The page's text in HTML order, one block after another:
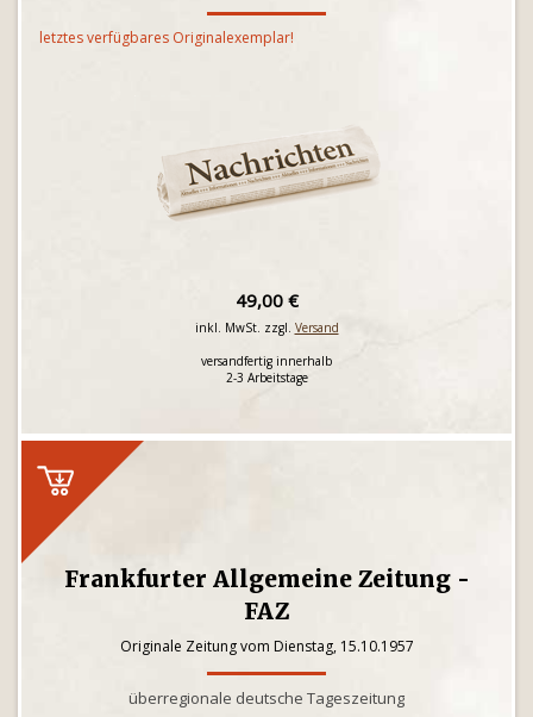
letztes verfügbares Originalexemplar!
49,00 €
inkl. MwSt. zzgl. Versand
versandfertig innerhalb
2-3 Arbeitstage
Frankfurter Allgemeine Zeitung -
FAZ
Originale Zeitung vom Dienstag, 15.10.1957
überregionale deutsche Tageszeitung